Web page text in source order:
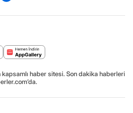
kapsamlı haber sitesi. Son dakika haberleri